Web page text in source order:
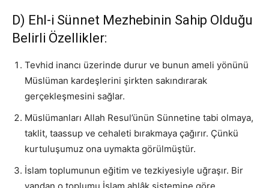
D) Ehl-i Sünnet Mezhebinin Sahip Olduğu
Belirli Özellikler:
Tevhid inancı üzerinde durur ve bunun ameli yönünü
Müslüman kardeşlerini şirkten sakındırarak
gerçekleşmesini sağlar.
Müslümanları Allah Resul’ünün Sünnetine tabi olmaya,
taklit, taassup ve cehaleti bırakmaya çağırır. Çünkü
kurtuluşumuz ona uymakta görülmüştür.
İslam toplumunun eğitim ve tezkiyesiyle uğraşır. Bir